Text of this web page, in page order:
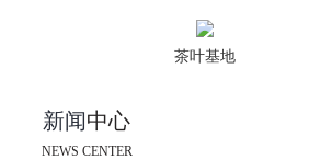
茶叶基地
新闻中心
NEWS CENTER